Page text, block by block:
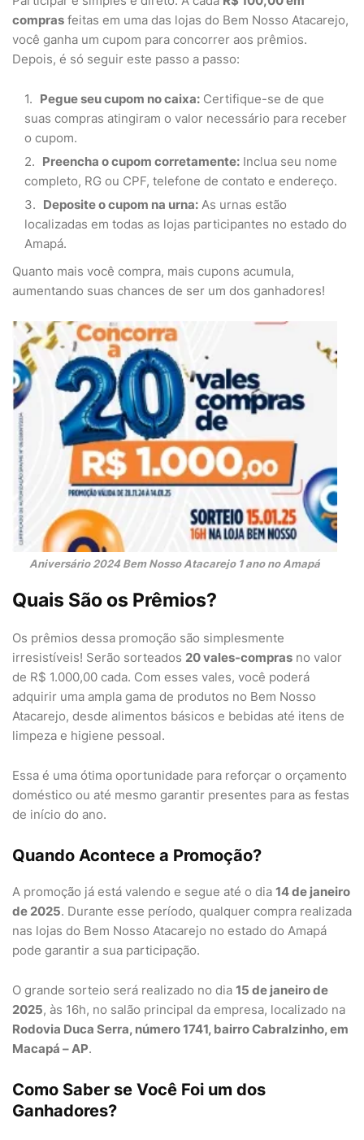
compras feitas em uma das lojas do Bem Nosso Atacarejo,
você ganha um cupom para concorrer aos prêmios.
Depois, é só seguir este passo a passo:
Pegue seu cupom no caixa: Certifique-se de que
suas compras atingiram o valor necessário para receber
o cupom.
Preencha o cupom corretamente: Inclua seu nome
completo, RG ou CPF, telefone de contato e endereço.
Deposite o cupom na urna: As urnas estão
localizadas em todas as lojas participantes no estado do
Amapá.
Quanto mais você compra, mais cupons acumula,
aumentando suas chances de ser um dos ganhadores!
Aniversário 2024 Bem Nosso Atacarejo 1 ano no Amapá
Quais São os Prêmios?
Os prêmios dessa promoção são simplesmente
irresistíveis! Serão sorteados 20 vales-compras no valor
de R$ 1.000,00 cada. Com esses vales, você poderá
adquirir uma ampla gama de produtos no Bem Nosso
Atacarejo, desde alimentos básicos e bebidas até itens de
limpeza e higiene pessoal.
Essa é uma ótima oportunidade para reforçar o orçamento
doméstico ou até mesmo garantir presentes para as festas
de início do ano.
Quando Acontece a Promoção?
A promoção já está valendo e segue até o dia 14 de janeiro
de 2025. Durante esse período, qualquer compra realizada
nas lojas do Bem Nosso Atacarejo no estado do Amapá
pode garantir a sua participação.
O grande sorteio será realizado no dia 15 de janeiro de
2025, às 16h, no salão principal da empresa, localizado na
Rodovia Duca Serra, número 1741, bairro Cabralzinho, em
Macapá – AP.
Como Saber se Você Foi um dos
Ganhadores?